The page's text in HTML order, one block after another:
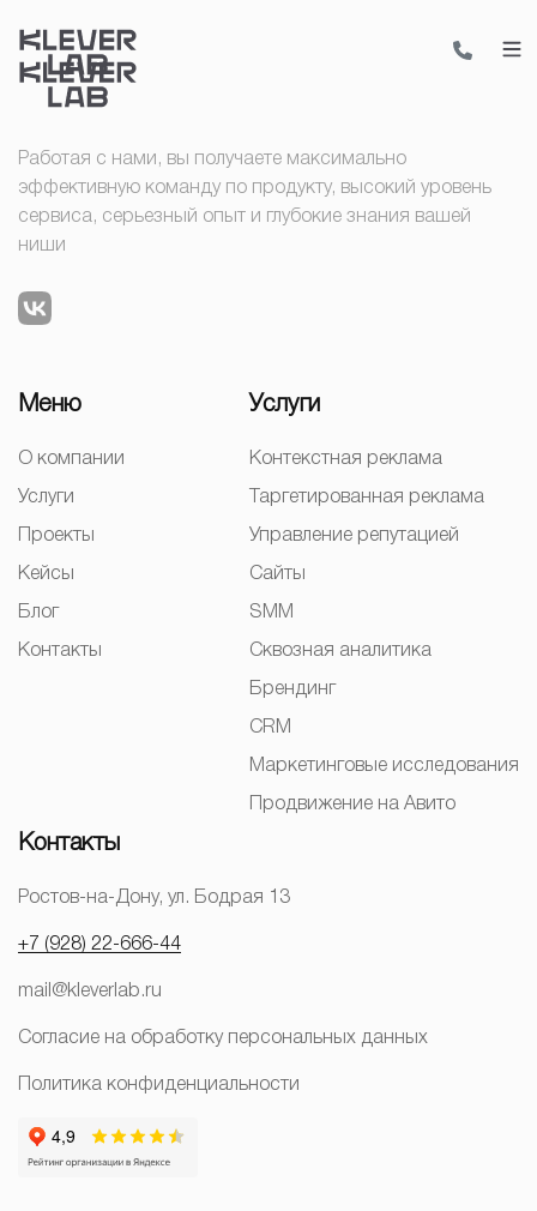
Работая с нами, вы получаете максимально
эффективную команду по продукту, высокий уровень
сервиса, серьезный опыт и глубокие знания вашей
ниши
Меню
О компании
Услуги
Проекты
Кейсы
Блог
Контакты
Услуги
Контекстная реклама
Таргетированная реклама
Управление репутацией
Сайты
SMM
Сквозная аналитика
Брендинг
CRM
Маркетинговые исследования
Продвижение на Авито
Контакты
Ростов-на-Дону, ул. Бодрая 13
+7 (928) 22-666-44
mail@kleverlab.ru
Согласие на обработку персональных данных
Политика конфиденциальности